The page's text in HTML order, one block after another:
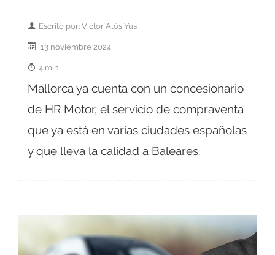
Escrito por: Victor Alós Yus
13 noviembre 2024
4 min.
Mallorca ya cuenta con un concesionario
de HR Motor, el servicio de compraventa
que ya está en varias ciudades españolas
y que lleva la calidad a Baleares.